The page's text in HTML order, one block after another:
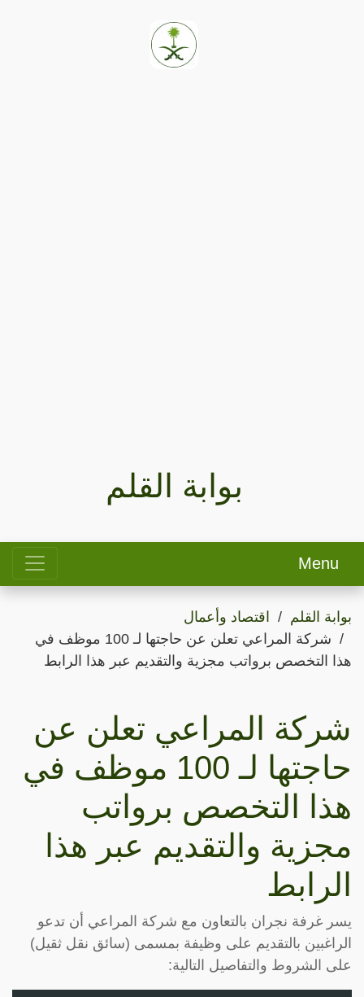
بوابة القلم
Menu
بوابة القلم
اقتصاد وأعمال
شركة المراعي تعلن عن حاجتها لـ 100 موظف في
هذا التخصص برواتب مجزية والتقديم عبر هذا الرابط
شركة المراعي تعلن عن
حاجتها لـ 100 موظف في
هذا التخصص برواتب
مجزية والتقديم عبر هذا
الرابط
يسر غرفة نجران بالتعاون مع شركة المراعي أن تدعو
الراغبين بالتقديم على وظيفة بمسمى (سائق نقل ثقيل)
على الشروط والتفاصيل التالية: